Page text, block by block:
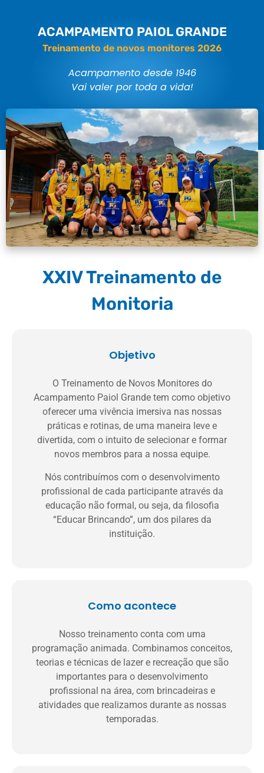
ACAMPAMENTO PAIOL GRANDE
Treinamento de novos monitores 2026
Acampamento desde 1946
Vai valer por toda a vida!
XXIV Treinamento de
Monitoria
Objetivo
O Treinamento de Novos Monitores do
Acampamento Paiol Grande tem como objetivo
oferecer uma vivência imersiva nas nossas
práticas e rotinas, de uma maneira leve e
divertida, com o intuito de selecionar e formar
novos membros para a nossa equipe.
Nós contribuímos com o desenvolvimento
profissional de cada participante através da
educação não formal, ou seja, da filosofia
“Educar Brincando”, um dos pilares da
instituição.
Como acontece
Nosso treinamento conta com uma
programação animada. Combinamos conceitos,
teorias e técnicas de lazer e recreação que são
importantes para o desenvolvimento
profissional na área, com brincadeiras e
atividades que realizamos durante as nossas
temporadas.